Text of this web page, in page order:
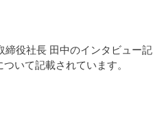
締役社長 田中のインタビュー記
いて記載されています。